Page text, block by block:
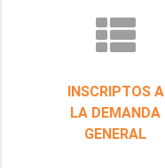
INSCRIPTOS A
LA DEMANDA
GENERAL